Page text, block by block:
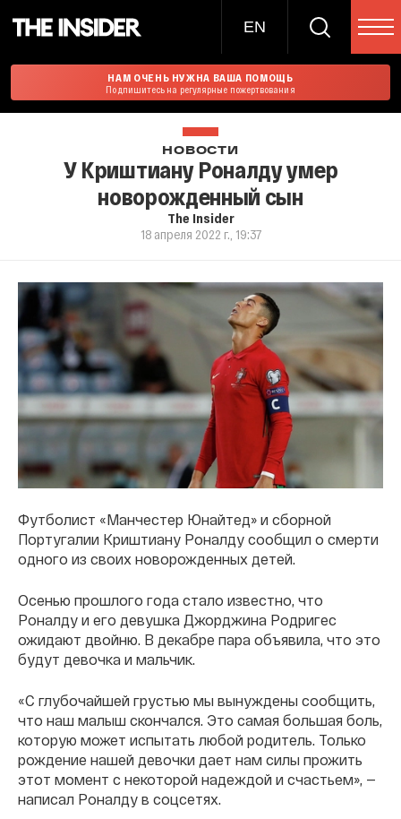
EN
НАМ ОЧЕНЬ НУЖНА ВАША ПОМОЩЬ
Подпишитесь на регулярные пожертвования
НОВОСТИ
У Криштиану Роналду умер
новорожденный сын
The Insider
18 апреля 2022 г., 19:37
Футболист «Манчестер Юнайтед» и сборной
Португалии Криштиану Роналду сообщил о смерти
одного из своих новорожденных детей.
Осенью прошлого года стало известно, что
Роналду и его девушка Джорджина Родригес
ожидают двойню. В декабре пара объявила, что это
будут девочка и мальчик.
«С глубочайшей грустью мы вынуждены сообщить,
что наш малыш скончался. Это самая большая боль,
которую может испытать любой родитель. Только
рождение нашей девочки дает нам силы прожить
этот момент с некоторой надеждой и счастьем», —
написал Роналду в соцсетях.